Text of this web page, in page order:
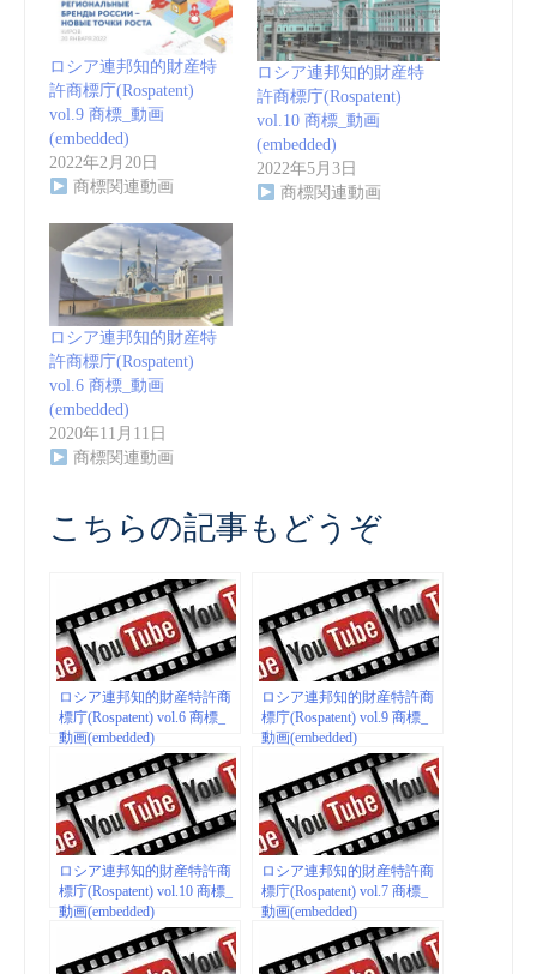
ロシア連邦知的財産特
許商標庁(Rospatent)
vol.9 商標_動画
(embedded)
2022年2月20日
商標関連動画
ロシア連邦知的財産特
許商標庁(Rospatent)
vol.10 商標_動画
(embedded)
2022年5月3日
商標関連動画
ロシア連邦知的財産特
許商標庁(Rospatent)
vol.6 商標_動画
(embedded)
2020年11月11日
商標関連動画
こちらの記事もどうぞ
ロシア連邦知的財産特許商
標庁(Rospatent) vol.6 商標_
動画(embedded)
ロシア連邦知的財産特許商
標庁(Rospatent) vol.9 商標_
動画(embedded)
ロシア連邦知的財産特許商
標庁(Rospatent) vol.10 商標_
動画(embedded)
ロシア連邦知的財産特許商
標庁(Rospatent) vol.7 商標_
動画(embedded)